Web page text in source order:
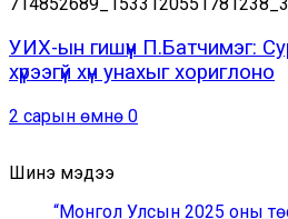
УИХ-ын гишүүн П.Батчимэг:
хүрээгүй хүн унахыг хориглоно
2 сарын өмнө 0
Шинэ мэдээ
“Монгол Улсын 2025 оны